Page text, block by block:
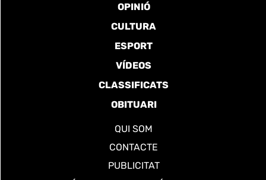
OPINIÓ
CULTURA
ESPORT
VÍDEOS
CLASSIFICATS
OBITUARI
QUI SOM
CONTACTE
PUBLICITAT